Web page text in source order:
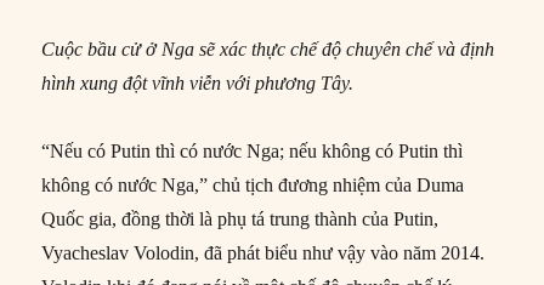
Cuộc bầu cử ở Nga sẽ xác thực chế độ chuyên chế và định
hình xung đột vĩnh viễn với phương Tây.
“Nếu có Putin thì có nước Nga; nếu không có Putin thì
không có nước Nga,” chủ tịch đương nhiệm của Duma
Quốc gia, đồng thời là phụ tá trung thành của Putin,
Vyacheslav Volodin, đã phát biểu như vậy vào năm 2014.